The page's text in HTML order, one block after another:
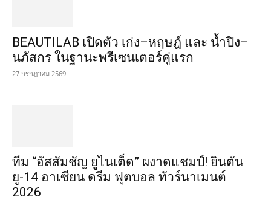
BEAUTILAB เปิดตัว เก่ง–หฤษฎ์ และ น้ำปิง–
นภัสกร ในฐานะพรีเซนเตอร์คู่แรก
27 กรกฎาคม 2569
ทีม “อัสสัมชัญ ยูไนเต็ด” ผงาดแชมป์! ยินตัน
ยู-14 อาเซียน ดรีม ฟุตบอล ทัวร์นาเมนต์
2026